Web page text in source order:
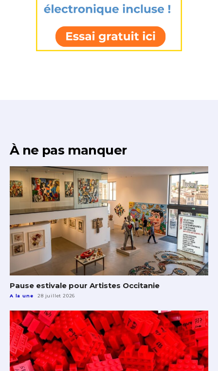
* Champ obligatoire
À ne pas manquer
Pause estivale pour Artistes Occitanie
A la une 28 juillet 2026